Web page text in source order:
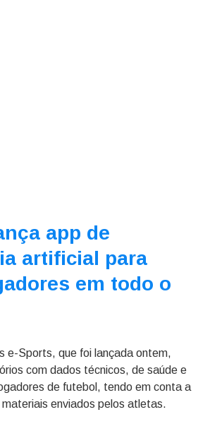
app de
artificial para
em todo o
e-Sports, que foi lançada ontem,
com dados técnicos, de saúde e
de futebol, tendo em conta a
enviados pelos atletas.